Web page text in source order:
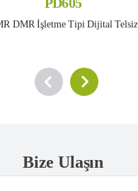
DMR İşletme Tipi Dijital Telsiz
Bize Ulaşın